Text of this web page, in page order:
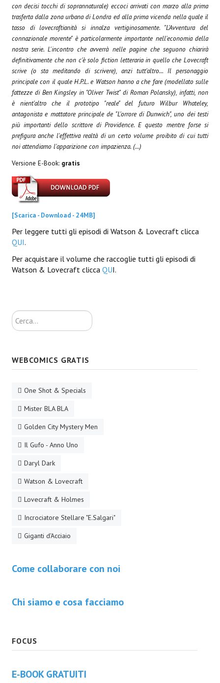
Talkink
Necro
Solaris*
Saggistica
Edikolè
MetroCult
Narrativa
#KM0
E-BOOK & WEBCOMICS
IrregularVerso
Daryl Dark
Sci-Fi
I.S. "E.Salgari"
Zeldamalincony
Borley Rectory Club
EonVerso
Eon
CHI SIAMO
Editore
Privacy
con decisi tocchi di soprannaturale) eccoci arrivati con marzo alla prima
trasferta dalla zona urbana di Londra ed alla prima vicenda nella quale il
tasso di lovecraftianità si innalza vertiginosamente. "L'Avventura del
connazionale morente" è particolarmente importante nell'economia della
nostra serie. L'incontro che avverrà nelle pagine che seguono chiarirà
definitivamente che non c'è solo fiction letteraria in quello che Lovecraft
scrive (o sta meditando di scrivere), anzi tutt'altro... Il personaggio
principale con il quale H.P.L. e Watson hanno a che fare (modellato sulle
fattezze di Ben Kingsley in "Oliver Twist" di Roman Polansky), infatti, non
è nient'altro che il prototipo "reale" del futuro Wilbur Whateley,
antagonista e mattatore principale de "L'orrore di Dunwich", uno dei testi
più importanti dello scrittore di Providence. E questo mentre forse si
prefigura anche l'effettiva realtà di un certo volume proibito di cui tutti
noi attendiamo l'apparizione con impazienza. (...)
Versione E-Book: gratis
[Scarica - Download - 24MB]
Per leggere tutti gli episodi di Watson & Lovecraft clicca
QUI.
Per acquistare il volume che raccoglie tutti gli episodi di
Watson & Lovecraft clicca QUI.
Cerca...
WEBCOMICS GRATIS
One Shot & Specials
Mister BLA BLA
Golden City Mystery Men
Il Gufo - Anno Uno
Daryl Dark
Watson & Lovecraft
Lovecraft & Holmes
Incrociatore Stellare "E.Salgari"
Giganti d'Acciaio
Come collaborare con noi
Chi siamo e cosa facciamo
FOCUS
E-BOOK GRATUITI